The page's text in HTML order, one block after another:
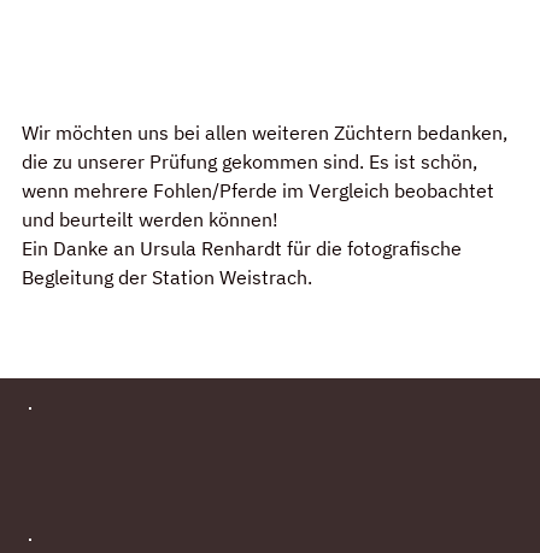
Wir möchten uns bei allen weiteren Züchtern bedanken,
die zu unserer Prüfung gekommen sind. Es ist schön,
wenn mehrere Fohlen/Pferde im Vergleich beobachtet
und beurteilt werden können!
Ein Danke an Ursula Renhardt für die fotografische
Begleitung der Station Weistrach.